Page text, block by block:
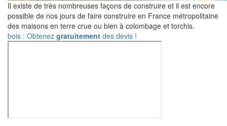
Il existe de très nombreuses façons de construire et il est encore
possible de nos jours de faire construire en France métropolitaine
des maisons en terre crue ou bien à colombage et torchis.
bois : Obtenez gratuitement des devis !